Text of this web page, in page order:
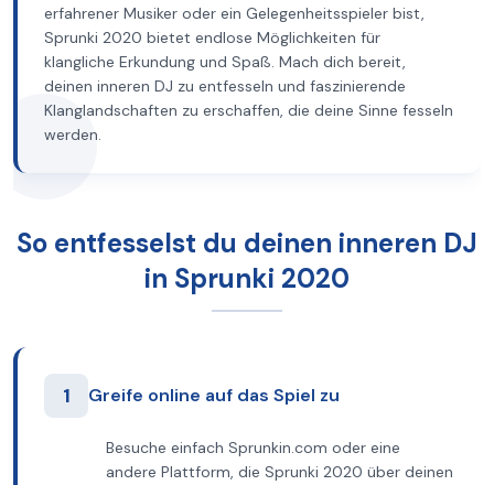
erfahrener Musiker oder ein Gelegenheitsspieler bist,
Sprunki 2020 bietet endlose Möglichkeiten für
klangliche Erkundung und Spaß. Mach dich bereit,
deinen inneren DJ zu entfesseln und faszinierende
Klanglandschaften zu erschaffen, die deine Sinne fesseln
werden.
So entfesselst du deinen inneren DJ
in Sprunki 2020
1 Greife online auf das Spiel zu
Besuche einfach Sprunkin.com oder eine
andere Plattform, die Sprunki 2020 über deinen